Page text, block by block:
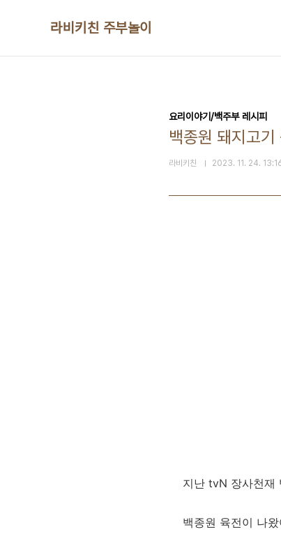
라비키친 주부놀이
요리이야기/백주부 레시피
백종원 돼지고
라비키친 2023. 11. 24.
지난 tvN 장사천재
백종원 육전이 나